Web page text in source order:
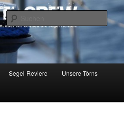
bestimmen, aber wir können die Segel
Segel-Reviere Unsere Törns